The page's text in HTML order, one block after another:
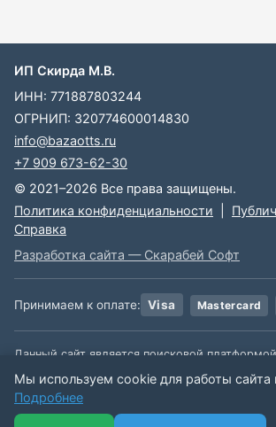
ИП Скирда М.В.
ИНН: 771887803244
ОГРНИП: 320774600014830
info@bazaotts.ru
+7 909 673-62-30
© 2021–2026 Все права защищены.
Политика конфиденциальности
Справка
Разработка сайта — Скарабей Софт
Принимаем к оплате: Visa Mastercard
Данный сайт является поисковой
размещенные на сайте, взяты из открытых
несем ответственности за содержимое
Мы используем cookie для работы сайта
Подробнее